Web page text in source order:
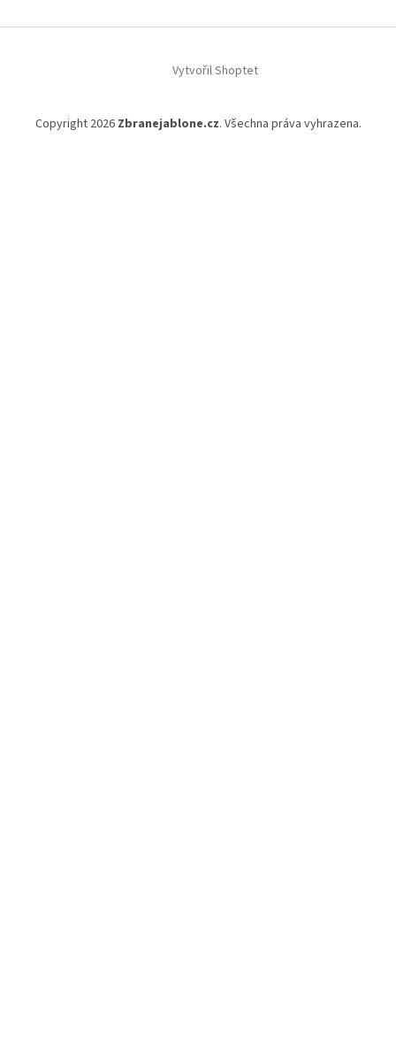
Vytvořil Shoptet
Copyright 2026 Zbranejablone.cz. Všechna práva vyhrazena.